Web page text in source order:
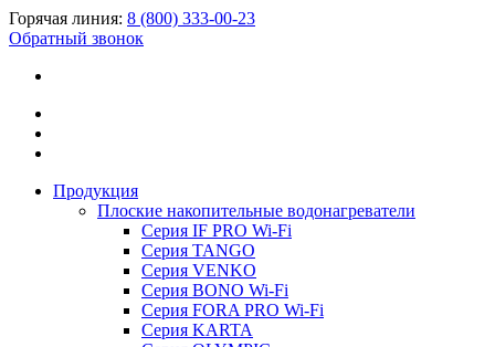
Горячая линия: 8 (800) 333-00-23
Обратный звонок
Продукция
Плоские накопительные водонагреватели
Серия IF PRO Wi-Fi
Серия TANGO
Серия VENKO
Серия BONO Wi-Fi
Серия FORA PRO Wi-Fi
Серия KARTA